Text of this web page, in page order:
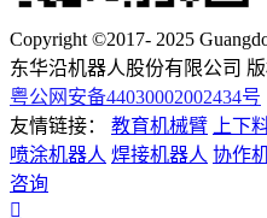
Copyright ©2017- 2025
东华沿机器人股份有限公司
粤公网安备44030002002434号
友情链接：
教育机械臂 上下
喷涂机器人 焊接机器人 协作
咨询